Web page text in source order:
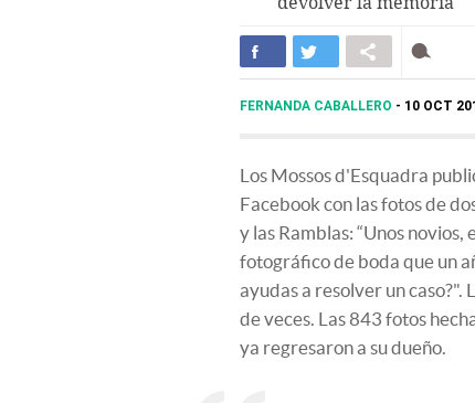
FERNANDA CABALLERO 10 OCT
Los Mossos d'Esquadra
Facebook con las fotos de
y las Ramblas: “Unos
fotográfico de boda que un
ayudas a resolver un caso?".
de veces. Las 843 fotos
ya regresaron a su dueño.